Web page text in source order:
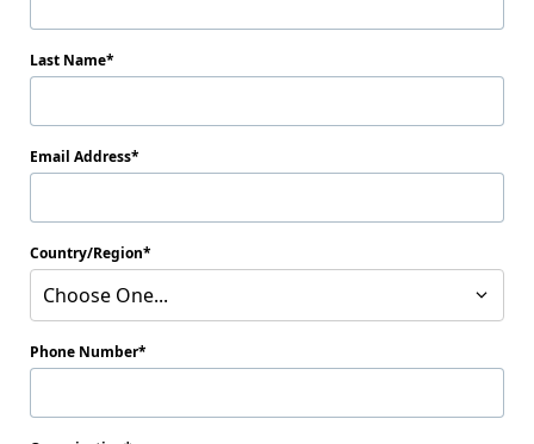
Last Name
Email Address
Country/Region
Choose One...
Phone Number